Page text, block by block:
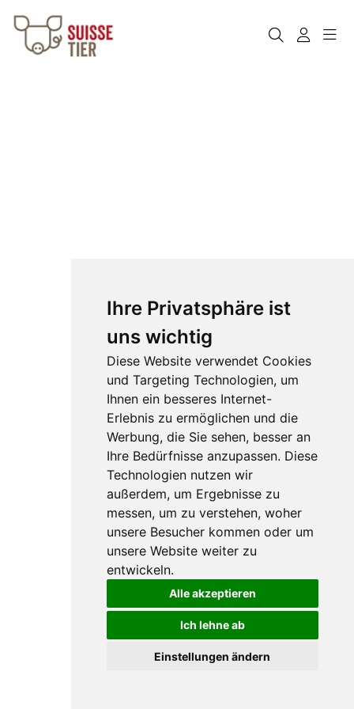
Ihre Privatsphäre ist
uns wichtig
Diese Website verwendet Cookies
und Targeting Technologien, um
Ihnen ein besseres Internet-
Erlebnis zu ermöglichen und die
Werbung, die Sie sehen, besser an
Ihre Bedürfnisse anzupassen. Diese
Technologien nutzen wir
außerdem, um Ergebnisse zu
messen, um zu verstehen, woher
unsere Besucher kommen oder um
unsere Website weiter zu
entwickeln.
Alle akzeptieren
Ich lehne ab
Einstellungen ändern